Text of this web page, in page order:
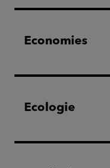
Economies
Ecologie